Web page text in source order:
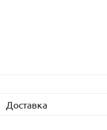
Доставка